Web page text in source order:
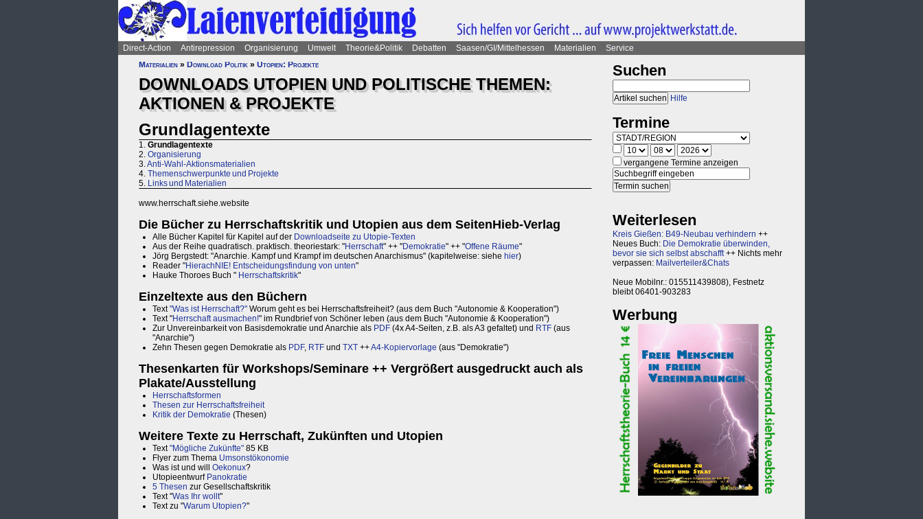
Direct-Action Antirepression Organisierung Umwelt Theorie&Politik Debatten Saasen/GI/Mittelhessen Materialien
Service
Materialien » Download Politik » Utopien: Projekte
DOWNLOADS UTOPIEN UND POLITISCHE THEMEN:
AKTIONEN & PROJEKTE
Grundlagentexte
1. Grundlagentexte
2. Organisierung
3.Anti-Wahl-Aktionsmaterialien
4. Themenschwerpunkte und Projekte
5. Links und Materialien
www.herrschaft.siehe.website
Die Bücher zu Herrschaftskritik und Utopien aus dem SeitenHieb-Verlag
Alle Bücher Kapitel für Kapitel auf der Downloadseite zu Utopie-Texten
Aus der Reihe quadratisch. praktisch. theoriestark: "Herrschaft" ++ "Demokratie" ++ "Offene Räume"
Jörg Bergstedt: "Anarchie. Kampf und Krampf im deutschen Anarchismus" (kapitelweise: siehe hier)
Reader "HierachNIE! Entscheidungsfindung von unten"
Hauke Thoroes Buch " Herrschaftskritik"
Einzeltexte aus den Büchern
Text"Was ist Herrschaft?" Worum geht es bei Herrschaftsfreiheit? (aus dem Buch "Autonomie & Kooperation")
Text "Herrschaft ausmachen!" im Rundbrief von Schöner leben (aus dem Buch "Autonomie & Kooperation")
Zur Unvereinbarkeit von Basisdemokratie und Anarchie als PDF (4x A4-Seiten, z.B. als A3 gefaltet) und RTF (aus
"Anarchie")
Zehn Thesen gegen Demokratie als PDF, RTF und TXT ++A4-Kopiervorlage (aus "Demokratie")
Thesenkarten für Workshops/Seminare ++ Vergrößert ausgedruckt auch als
Plakate/Ausstellung
Herrschaftsformen
Thesen zur Herrschaftsfreiheit
Kritik der Demokratie (Thesen)
Weitere Texte zu Herrschaft, Zukünften und Utopien
Text"Mögliche Zukünfte" 85 KB
Flyer zum Thema Umsonstökonomie
Was ist und will Oekonux?
Utopieentwurf Panokratie
5 Thesen zur Gesellschaftskritik
Text "Was Ihr wollt"
Text zu "Warum Utopien?"
Suchen
Hilfe
Termine
vergangene Termine anzeigen
Weiterlesen
Kreis Gießen: B49-Neubau verhindern ++
Neues Buch: Die Demokratie überwinden,
bevor sie sich selbst abschafft++ Nichts mehr
verpassen: Mailverteiler&Chats
Neue Mobilnr.: 015511439808), Festnetz
bleibt 06401-903283
Werbung